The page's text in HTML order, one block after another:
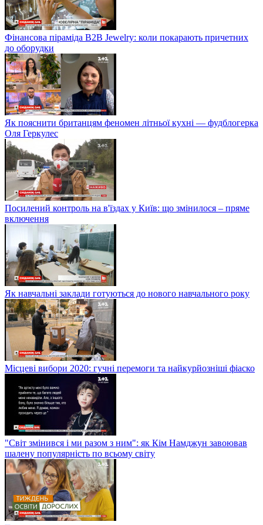
Фінансова піраміда B2B Jewelry: коли покарають причетних
до оборудки
Як пояснити британцям феномен літньої кухні — фудблогерка
Оля Геркулес
Посилений контроль на в'їздах у Київ: що змінилося – пряме
включення
Як навчальні заклади готуються до нового навчального року
Місцеві вибори 2020: гучні перемоги та найкурйозніші фіаско
"Світ змінився і ми разом з ним": як Кім Намджун завоював
шалену популярність по всьому світу